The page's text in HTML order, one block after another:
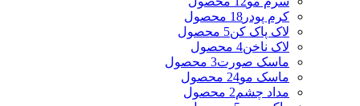
کرم پودر 18 محصول
لاک پاک کن5 محصول
لاک ناخن4 محصول
ماسک صورت3 محصول
ماسک مو24 محصول
مداد چشم2 محصول